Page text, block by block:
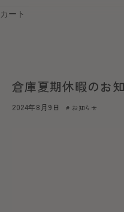
カート
倉庫夏期休暇のお
2024年8月9日 お知らせ